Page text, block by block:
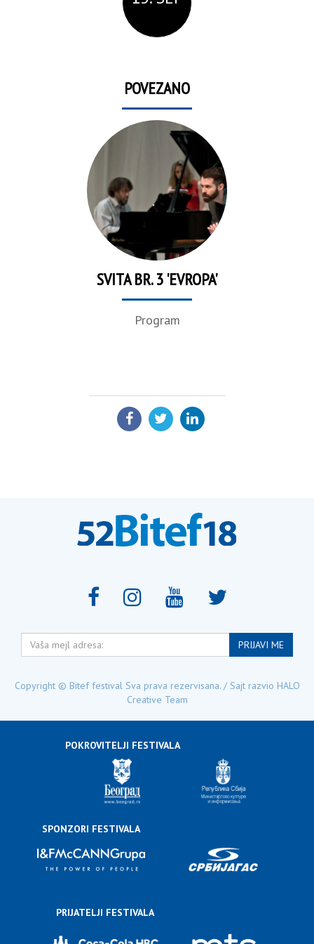
POVEZANO
SVITA BR. 3 'EVROPA'
Program
PODELI:
Vaša
mejl
PRIJAVI ME
Copyright © Bitef festival Sva prava rezervisana. / Sajt razvio HALO
Creative Team
POKROVITELJI FESTIVALA
SPONZORI FESTIVALA
PRIJATELJI FESTIVALA